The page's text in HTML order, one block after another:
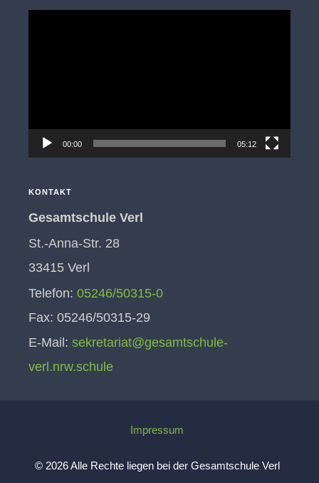
00:00 05:12
KONTAKT
Gesamtschule Verl
St.-Anna-Str. 28
33415 Verl
Telefon: 05246/50315-0
Fax: 05246/50315-29
E-Mail: sekretariat@gesamtschule-
verl.nrw.schule
Impressum
© 2026 Alle Rechte liegen bei der Gesamtschule Verl